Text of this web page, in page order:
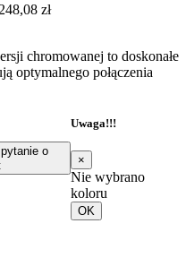
zł
chromowanej to doskonałe
optymalnego połączenia
o
Uwaga!!!
×
Nie wybrano
koloru
OK